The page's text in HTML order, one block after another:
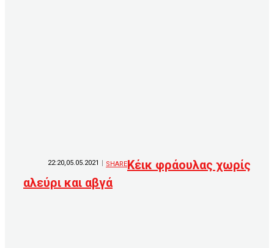
22:20,05.05.2021 SHAREΚέικ φράουλας χωρίς
αλεύρι και αβγά